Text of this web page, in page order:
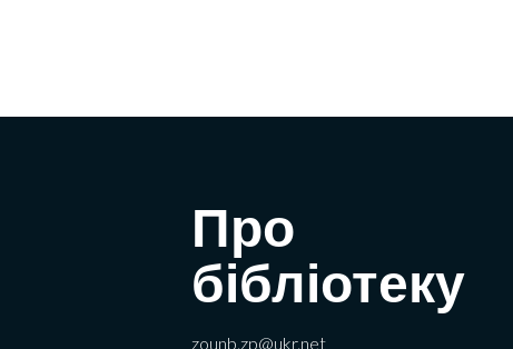
Про
бібліотеку
zounb.zp@ukr.net